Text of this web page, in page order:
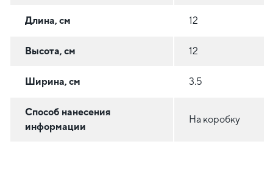
Длина, см 12
Высота, см 12
Ширина, см 3.5
Способ нанесения
информации
На коробку